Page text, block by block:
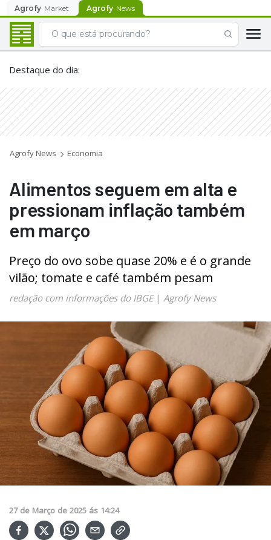
Agrofy Market Agrofy News
Destaque do dia:
Agrofy News Economia
Alimentos seguem em alta e
pressionam inflação também
em março
Preço do ovo sobe quase 20% e é o grande
vilão; tomate e café também pesam
redação com informações do IBGE| Agrofy News
27 de Março de 2025 ás 14:24